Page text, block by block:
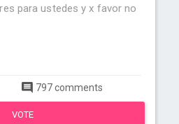
para ustedes y x favor no
797 comments
VOTE